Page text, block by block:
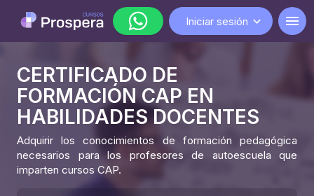
lunes a viernes de 9:00 a 18:00
Iniciar sesión
CERTIFICADO DE
FORMACIÓN CAP EN
HABILIDADES DOCENTES
Adquirir los conocimientos de formación pedagógica
necesarios para los profesores de autoescuela que
imparten cursos CAP.